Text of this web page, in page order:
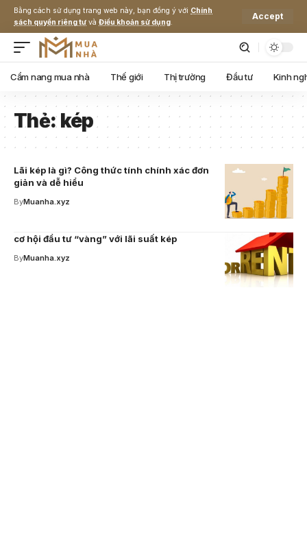
Bằng cách sử dụng trang web này, bạn đồng ý với Chính
sách quyền riêng tư và Điều khoản sử dụng.
Accept
Cẩm nang mua nhà Thế giới Thị trường Đầu tư Kinh
Thẻ:kép
Lãi kép là gì? Công thức tính chính xác đơn
giản và dễ hiểu
ByMuanha.xyz
cơ hội đầu tư “vàng” với lãi suất kép
ByMuanha.xyz